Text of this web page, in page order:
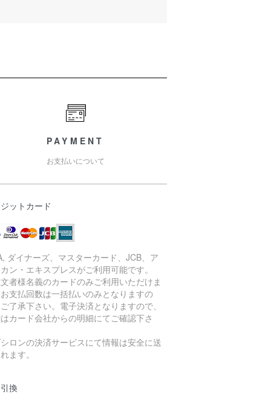
PAYMENT
お支払いについて
ットカード
ダイナーズ、マスターカード、JCB、ア
ン・エキスプレスがご利用可能です。
者様名義のカードのみご利用いただけま
支払回数は一括払いのみとなりますの
了承下さい。電子決済となりますので、
カード会社からの明細にてご確認下さ
ロンの決済サービスにて情報は安全に送
ます。
換